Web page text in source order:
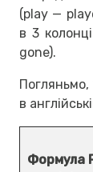
(play —
в 3
gone).
в
Формула